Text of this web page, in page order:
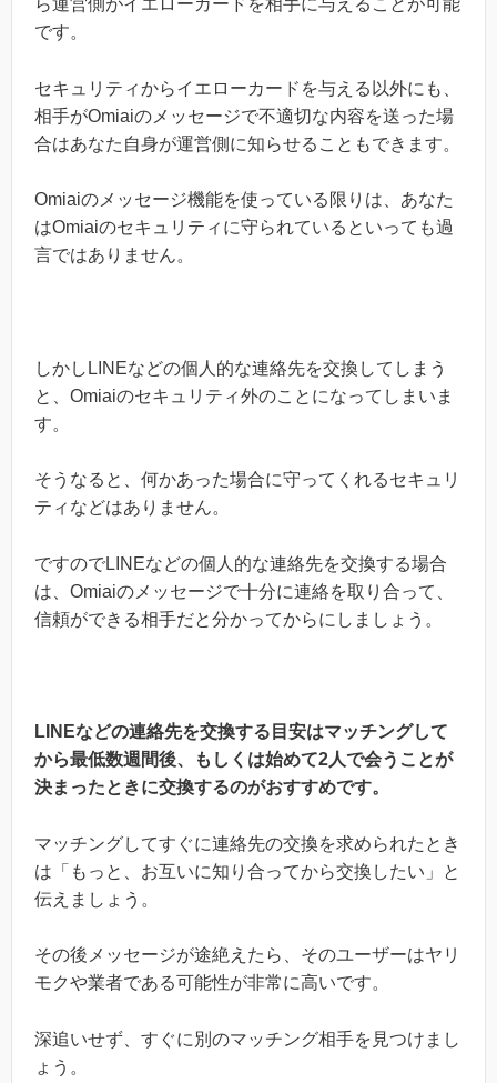
ら運営側がイエローカードを相手に与えることが可能
です。
セキュリティからイエローカードを与える以外にも、
相手がOmiaiのメッセージで不適切な内容を送った場
合はあなた自身が運営側に知らせることもできます。
Omiaiのメッセージ機能を使っている限りは、あなた
はOmiaiのセキュリティに守られているといっても過
言ではありません。
しかしLINEなどの個人的な連絡先を交換してしまう
と、Omiaiのセキュリティ外のことになってしまいま
す。
そうなると、何かあった場合に守ってくれるセキュリ
ティなどはありません。
ですのでLINEなどの個人的な連絡先を交換する場合
は、Omiaiのメッセージで十分に連絡を取り合って、
信頼ができる相手だと分かってからにしましょう。
LINEなどの連絡先を交換する目安はマッチングして
から最低数週間後、もしくは始めて2人で会うことが
決まったときに交換するのがおすすめです。
マッチングしてすぐに連絡先の交換を求められたとき
は「もっと、お互いに知り合ってから交換したい」と
伝えましょう。
その後メッセージが途絶えたら、そのユーザーはヤリ
モクや業者である可能性が非常に高いです。
深追いせず、すぐに別のマッチング相手を見つけまし
ょう。